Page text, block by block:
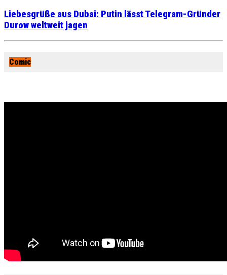
Liebesgrüße aus Dubai: Putin lässt Telegram-Gründer
Durow weltweit jagen
Comic